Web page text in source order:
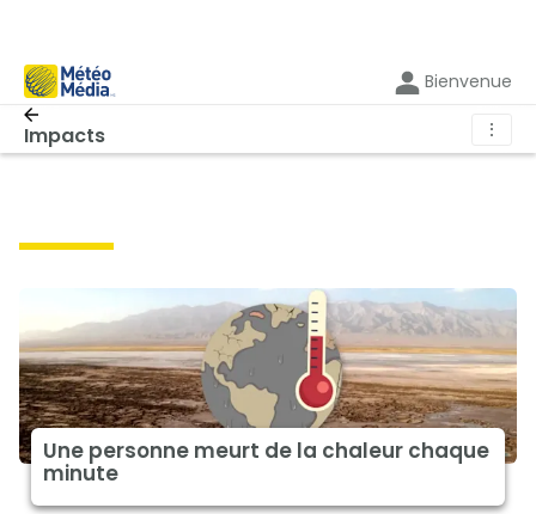
Bienvenue
Impacts ⋮
Une personne meurt de la chaleur chaque
minute